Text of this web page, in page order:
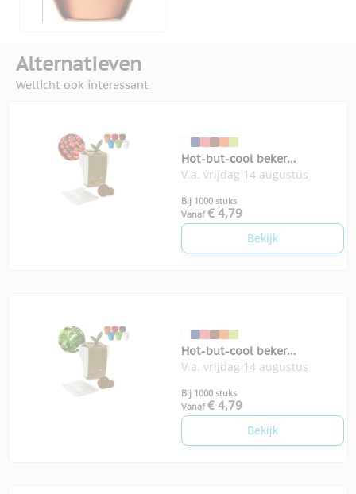
Alternatieven
Wellicht ook interessant
Hot-but-cool beker
kerstomatenzaadjes
V.a. vrijdag 14 augustus
Bij 1000 stuks
Vanaf € 4,79
Bekijk
Hot-but-cool beker
basilicumzaadjes
V.a. vrijdag 14 augustus
Bij 1000 stuks
Vanaf € 4,79
Bekijk